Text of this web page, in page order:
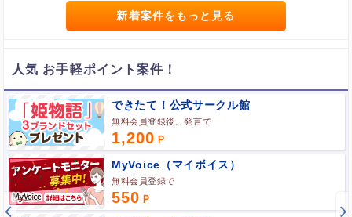
新着案件をもっと見る
人気 お手軽ポイント案件！
できたて！公式サークル館
無料会員登録後、発言で
1,200
MyVoice（マイボイス）
無料会員登録で
550